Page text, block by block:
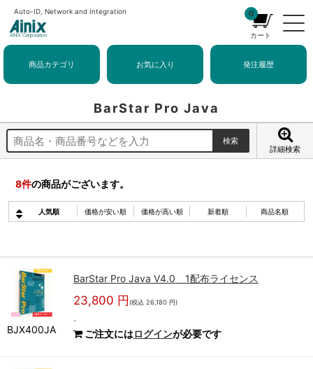
Auto-ID, Network and Integration 0
カート
商品カテゴリ お気に入り 発注履歴
BarStar Pro Java
詳細検索
8件の商品がございます。
人気順 価格が安い順 価格が高い順 新着順 商品名順
BJX400JA
BarStar Pro Java V4.0 1配布ライセンス
23,800 円 (税込 26,180 円)
-
ご注文にはログインが必要です